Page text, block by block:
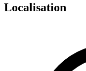
Localisation